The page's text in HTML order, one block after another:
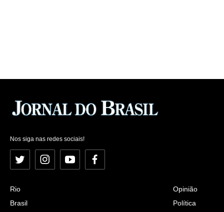
Nos siga nas redes sociais!
Twitter InstagramYouTubeFacebook
Rio
Brasil
Opinião
Política